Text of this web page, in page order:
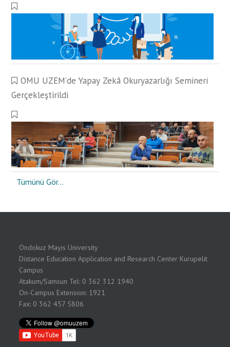
OMU UZEM’de Yapay Zekâ Okuryazarlığı Semineri
Gerçekleştirildi
Tümünü Gör...
Ondokuz Mayis University
Distance Education Application and Research Center Kurupelit
Campus
Atakum/Samsun Tel: 0 362 312 1940
On-Campus Extension: 1921
Fax: 0 362 457 5806